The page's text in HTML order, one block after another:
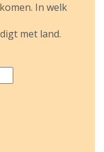
In welk
met land.